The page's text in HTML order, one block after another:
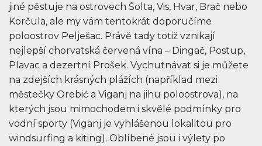
jiné pěstuje na ostrovech Šolta, Vis, Hvar, Brač nebo
Korčula, ale my vám tentokrát doporučíme
poloostrov Pelješac. Právě tady totiž vznikají
nejlepší chorvatská červená vína – Dingač, Postup,
Plavac a dezertní Prošek. Vychutnávat si je můžete
na zdejších krásných plážích (například mezi
městečky Orebić a Viganj na jihu poloostrova), na
kterých jsou mimochodem i skvělé podmínky pro
vodní sporty (Viganj je vyhlášenou lokalitou pro
windsurfing a kiting). Oblíbené jsou i výlety po